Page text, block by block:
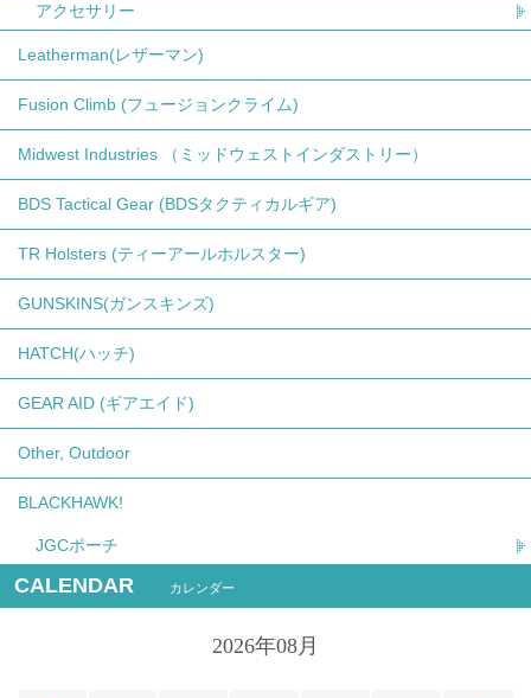
アクセサリー
Leatherman(レザーマン)
Fusion Climb (フュージョンクライム)
Midwest Industries （ミッドウェストインダストリー）
BDS Tactical Gear (BDSタクティカルギア)
TR Holsters (ティーアールホルスター)
GUNSKINS(ガンスキンズ)
HATCH(ハッチ)
GEAR AID (ギアエイド)
Other, Outdoor
BLACKHAWK!
JGCポーチ
CALENDAR カレンダー
2026年08月